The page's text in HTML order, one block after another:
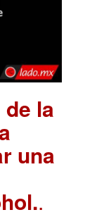
la
una
.